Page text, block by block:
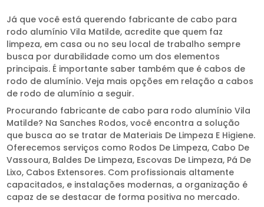
Já que você está querendo fabricante de cabo para
rodo alumínio Vila Matilde, acredite que quem faz
limpeza, em casa ou no seu local de trabalho sempre
busca por durabilidade como um dos elementos
principais. É importante saber também que é cabos de
rodo de alumínio. Veja mais opções em relação a cabos
de rodo de alumínio a seguir.
Procurando fabricante de cabo para rodo alumínio Vila
Matilde? Na Sanches Rodos, você encontra a solução
que busca ao se tratar de Materiais De Limpeza E Higiene.
Oferecemos serviços como Rodos De Limpeza, Cabo De
Vassoura, Baldes De Limpeza, Escovas De Limpeza, Pá De
Lixo, Cabos Extensores. Com profissionais altamente
capacitados, e instalações modernas, a organização é
capaz de se destacar de forma positiva no mercado.